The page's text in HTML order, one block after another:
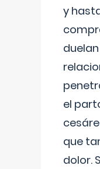
y
el
que
dolor.